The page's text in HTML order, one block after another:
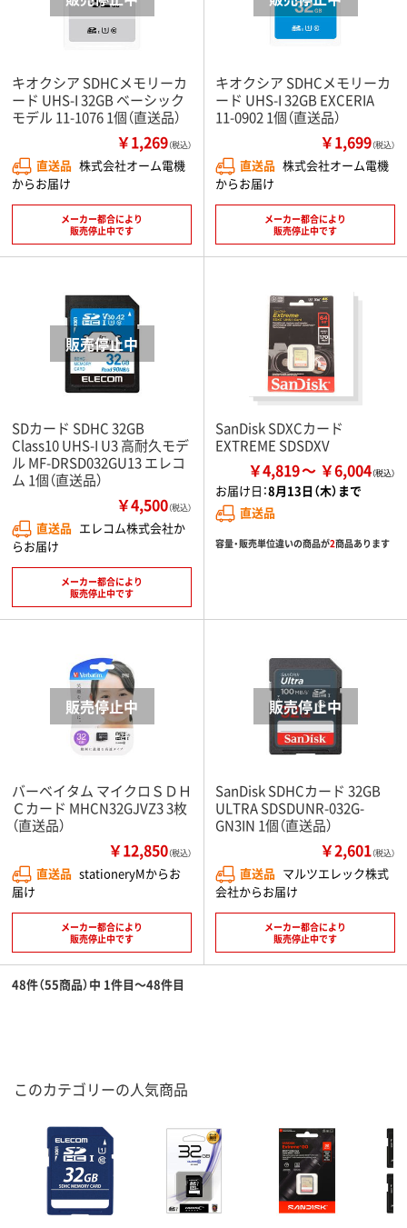
キオクシア SDHCメモリーカ
ード UHS-I 32GB ベーシック
モデル 11-1076 1個（直送品）
￥1,269（税込）
直送品 株式会社オーム電機
からお届け
メーカー都合により
販売停止中です
キオクシア SDHCメモリーカ
ード UHS-I 32GB EXCERIA
11-0902 1個（直送品）
￥1,699（税込）
直送品 株式会社オーム電機
からお届け
メーカー都合により
販売停止中です
SDカード SDHC 32GB
Class10 UHS-I U3 高耐久モデ
ル MF-DRSD032GU13 エレコ
ム 1個（直送品）
￥4,500（税込）
直送品 エレコム株式会社か
らお届け
メーカー都合により
販売停止中です
SanDisk SDXCカード
EXTREME SDSDXV
￥4,819 ￥6,004
お届け日：8月13日（木）まで
直送品
容量・販売単位違いの商品が2商品あります
バーベイタム マイクロＳＤＨ
Ｃカード MHCN32GJVZ3 3枚
（直送品）
￥12,850（税込）
直送品 stationeryMからお
届け
メーカー都合により
販売停止中です
SanDisk SDHCカード 32GB
ULTRA SDSDUNR-032G-
GN3IN 1個（直送品）
￥2,601（税込）
直送品 マルツエレック株式
会社からお届け
メーカー都合により
販売停止中です
48件（55商品）中 1件目～48件目
このカテゴリーの人気商品